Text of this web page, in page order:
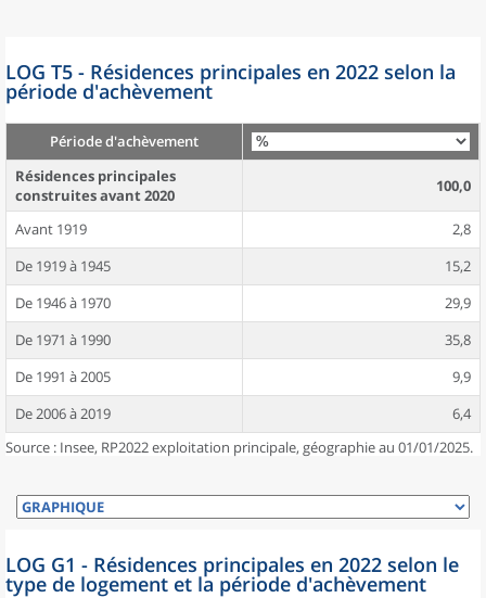
LOG T5 - Résidences principales en 2022 selon la
période d'achèvement
Période d'achèvement
Résidences principales
construites avant 2020
100,0
Avant 1919
2,8
De 1919 à 1945
15,2
De 1946 à 1970
29,9
De 1971 à 1990
35,8
De 1991 à 2005
9,9
De 2006 à 2019
6,4
Source : Insee, RP2022 exploitation principale, géographie au 01/01/2025.
LOG G1 - Résidences principales en 2022 selon le
type de logement et la période d'achèvement